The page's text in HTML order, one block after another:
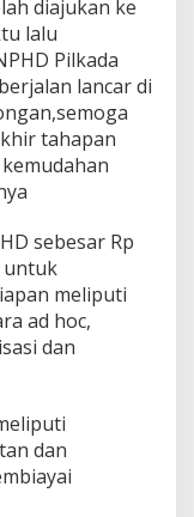
diajukan ke
lalu
Pilkada
lancar di
tahapan
sebesar Rp
untuk
meliputi
ad hoc,
dan
dan